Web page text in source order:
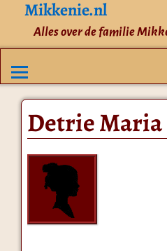
Mikkenie.nl
Alles over de familie
Detrie